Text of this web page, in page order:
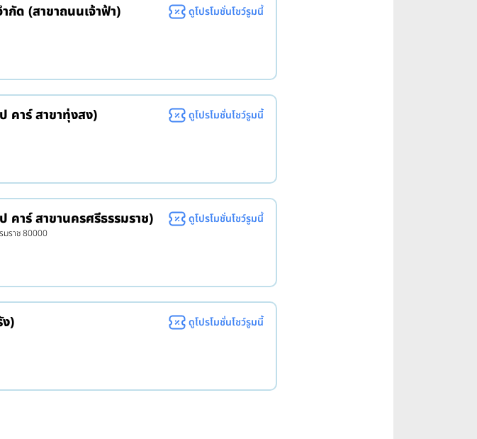
กัด (สาขาถนนเจ้าฟ้า) ดูโปรโมชั่นโชว์รูมนี้
คาร์ สาขาทุ่งสง) ดูโปรโมชั่นโชว์รูมนี้
คาร์ สาขานครศรีธรรมราช)
มราช 80000
ดูโปรโมชั่นโชว์รูมนี้
) ดูโปรโมชั่นโชว์รูมนี้